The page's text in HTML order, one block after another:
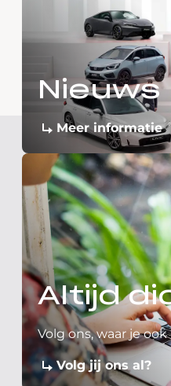
Nieuws
Meer informatie
Altijd
Volg ons, waar je
Volg jij ons al?